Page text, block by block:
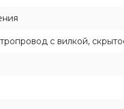
с вилкой,